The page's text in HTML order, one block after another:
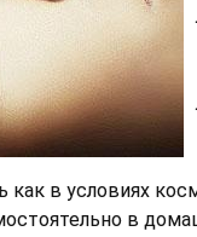
в условиях
в